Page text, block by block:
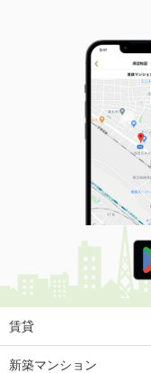
賃貸
新築マンション